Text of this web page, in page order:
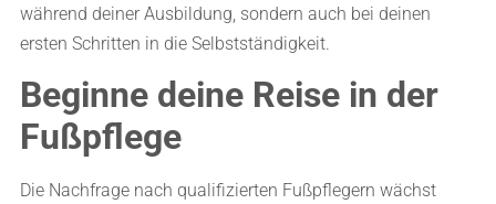
während deiner Ausbildung, sondern auch bei deinen
ersten Schritten in die Selbstständigkeit.
Beginne deine Reise in der
Fußpflege
Die Nachfrage nach qualifizierten Fußpflegern wächst